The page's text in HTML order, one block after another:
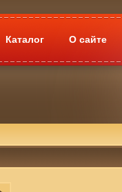
Каталог О сайте